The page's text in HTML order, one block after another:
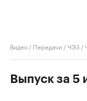
Видео / Передачи /ЧЭЗ /
Выпуск за 5